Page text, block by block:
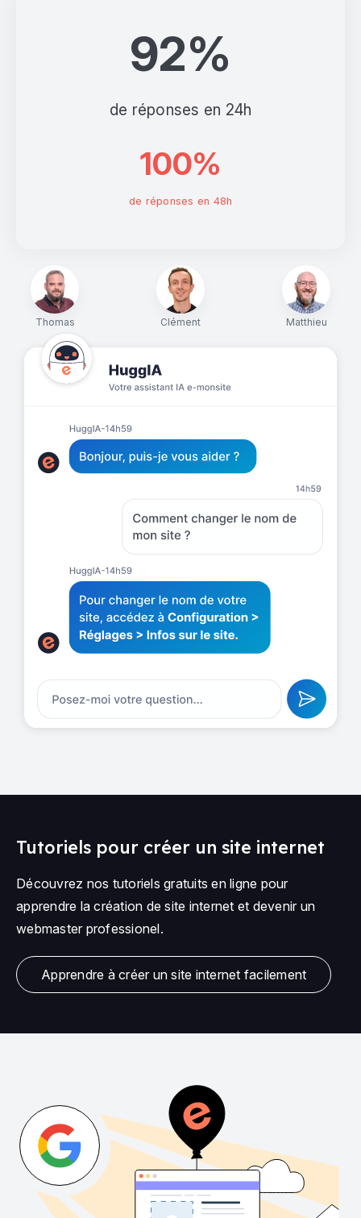
Thomas Clément Matthieu
92%
de réponses en 24h
100%
de réponses en 48h
Tutoriels pour créer un site internet
Découvrez nos tutoriels gratuits en ligne pour
apprendre la création de site internet et devenir un
webmaster professionel.
Apprendre à créer un site internet facilement